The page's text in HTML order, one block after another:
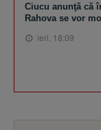
Ciucu anunţă că
Rahova se vor
ieri, 18:09